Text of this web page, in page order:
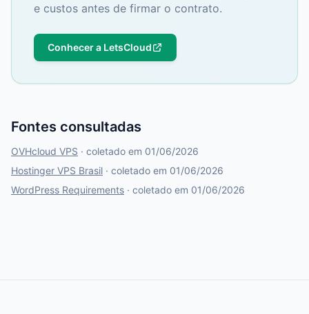
e custos antes de firmar o contrato.
Conhecer a LetsCloud
Fontes consultadas
OVHcloud VPS · coletado em 01/06/2026
Hostinger VPS Brasil · coletado em 01/06/2026
WordPress Requirements · coletado em 01/06/2026